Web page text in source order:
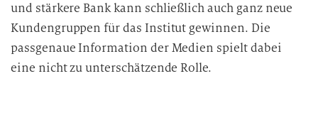
und stärkere Bank kann schließlich auch ganz neue
Kundengruppen für das Institut gewinnen. Die
passgenaue Information der Medien spielt dabei
eine nicht zu unterschätzende Rolle.